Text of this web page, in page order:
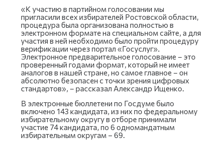
«К участию в партийном голосовании мы
пригласили всех избирателей Ростовской области,
процедура была организована полностью в
электронном формате на специальном сайте, а для
участия в ней необходимо было пройти процедуру
верификации через портал «Госуслуг».
Электронное предварительное голосование – это
проверенный годами формат, который не имеет
аналогов в нашей стране, но самое главное – он
абсолютно безопасен с точки зрения цифровых
стандартов», – рассказал Александр Ищенко.
В электронные бюллетени по Госдуме было
включено 143 кандидата, из них по федеральному
избирательному округу в отборе принимали
участие 74 кандидата, по 6 одномандатным
избирательным округам – 69.